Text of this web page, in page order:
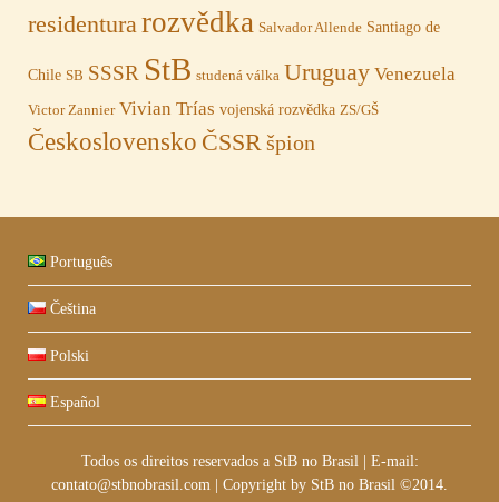
residenturarozvědka Salvador Allende Santiago de
Chile SB SSSR StB studená válka Uruguay Venezuela
Victor Zannier Vivian Trías vojenská rozvědka ZS/GŠ
Československo ČSSRšpion
Português
Čeština
Polski
Español
Todos os direitos reservados a StB no Brasil
E-mail:
contato@stbnobrasil.com
Copyright by StB no Brasil ©2014.